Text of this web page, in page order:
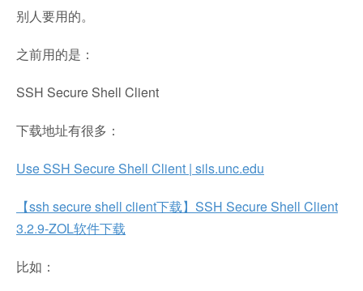
别人要用的。
之前用的是：
SSH Secure Shell Client
下载地址有很多：
Use SSH Secure Shell Client | sils.unc.edu
【ssh secure shell client下载】SSH Secure Shell Client
3.2.9-ZOL软件下载
比如：